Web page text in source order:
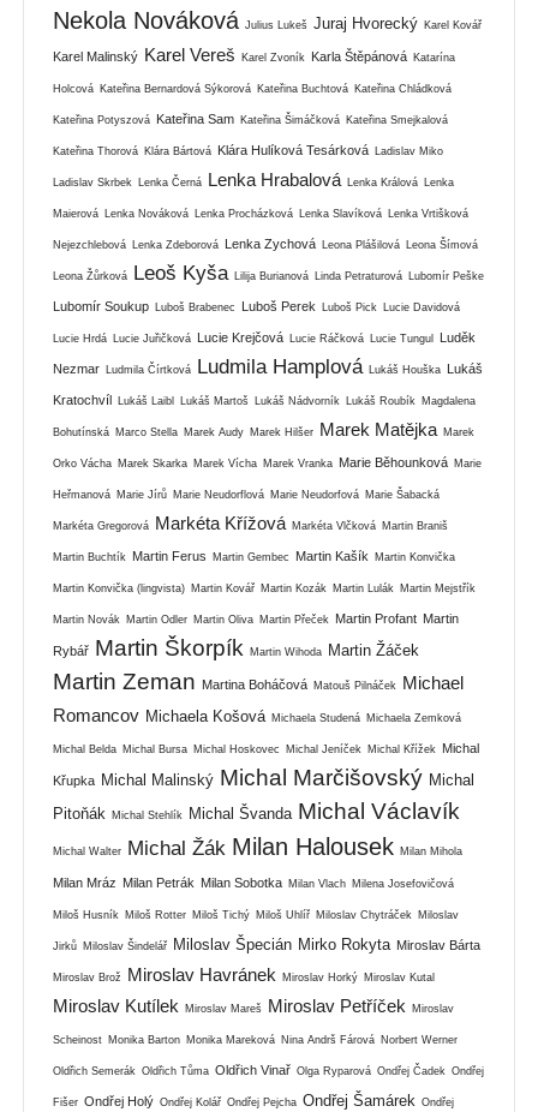
Nekola Nováková Julius Lukeš Juraj Hvorecký Karel Kovář
Karel Malinský Karel Vereš Karel Zvoník Karla Štěpánová Katarína
Holcová Kateřina Bernardová Sýkorová Kateřina Buchtová Kateřina Chládková
Kateřina Potyszová Kateřina Sam Kateřina Šimáčková Kateřina Smejkalová
Kateřina Thorová Klára Bártová Klára Hulíková Tesárková Ladislav Miko
Ladislav Skrbek Lenka Černá Lenka Hrabalová Lenka Králová Lenka
Maierová Lenka Nováková Lenka Procházková Lenka Slavíková Lenka Vrtišková
Nejezchlebová Lenka Zdeborová Lenka Zychová Leona Plášilová Leona Šímová
Leona Žůrková Leoš Kyša Lilija Burianová Linda Petraturová Lubomír Peške
Lubomír Soukup Luboš Brabenec Luboš Perek Luboš Pick Lucie Davidová
Lucie Hrdá Lucie Juřičková Lucie Krejčová Lucie Ráčková Lucie Tungul Luděk
Nezmar Ludmila Čírtková Ludmila Hamplová Lukáš Houška Lukáš
Kratochvíl Lukáš Laibl Lukáš Martoš Lukáš Nádvorník Lukáš Roubík Magdalena
Bohutínská Marco Stella Marek Audy Marek Hilšer Marek Matějka Marek
Orko Vácha Marek Skarka Marek Vícha Marek Vranka Marie Běhounková Marie
Heřmanová Marie Jírů Marie Neudorflová Marie Neudorfová Marie Šabacká
Markéta Gregorová Markéta Křížová Markéta Vlčková Martin Braniš
Martin Buchtík Martin Ferus Martin Gembec Martin Kašík Martin Konvička
Martin Konvička (lingvista) Martin Kovář Martin Kozák Martin Lulák Martin Mejstřík
Martin Novák Martin Odler Martin Oliva Martin Přeček Martin Profant Martin
Rybář Martin Škorpík Martin Wihoda Martin Žáček
Martin Zeman Martina Boháčová Matouš Pilnáček
Michael
Romancov Michaela Košová Michaela Studená Michaela Zemková
Michal Belda Michal Bursa Michal Hoskovec Michal Jeníček Michal Křížek Michal
Křupka Michal Malinský Michal Marčišovský Michal
Pitoňák Michal Stehlík Michal Švanda Michal Václavík
Michal Walter Michal Žák Milan Halousek Milan Mihola
Milan Mráz Milan Petrák Milan Sobotka Milan Vlach Milena Josefovičová
Miloš Husník Miloš Rotter Miloš Tichý Miloš Uhlíř Miloslav Chytráček Miloslav
Jirků Miloslav Šindelář Miloslav Špecián Mirko Rokyta Miroslav Bárta
Miroslav Brož Miroslav Havránek Miroslav Horký Miroslav Kutal
Miroslav Kutílek Miroslav Mareš Miroslav Petříček Miroslav
Scheinost Monika Barton Monika Mareková Nina Andrš Fárová Norbert Werner
Oldřich Semerák Oldřich Tůma Oldřich Vinař Olga Ryparová Ondřej Čadek Ondřej
Fišer Ondřej Holý Ondřej Kolář Ondřej Pejcha Ondřej Šamárek Ondřej